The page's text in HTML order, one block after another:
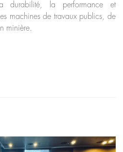
durabilité, la performance et
machines de travaux publics, de
minière.